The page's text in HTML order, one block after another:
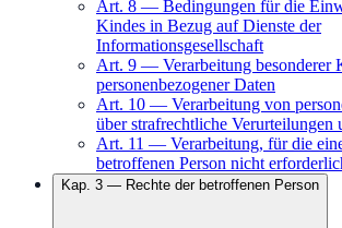
Art. 8 — Bedingungen für die
Kindes in Bezug auf Dienste der
Informationsgesellschaft
Art. 9 — Verarbeitung besonderer
personenbezogener Daten
Art. 10 — Verarbeitung von
über strafrechtliche Verurteilungen
Art. 11 — Verarbeitung, für die
betroffenen Person nicht
Kap. 3 — Rechte der betroffenen Person